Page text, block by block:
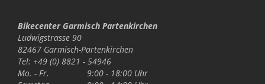
Bikecenter Garmisch Partenkirchen
Ludwigstrasse 90
82467 Garmisch-Partenkirchen
Tel: +49 (0) 8821 - 54946
Mo. - Fr.
9:00 - 18:00 Uhr